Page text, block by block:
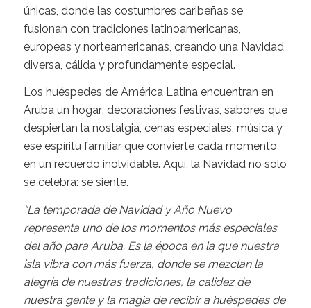
únicas, donde las costumbres caribeñas se
fusionan con tradiciones latinoamericanas,
europeas y norteamericanas, creando una Navidad
diversa, cálida y profundamente especial.
Los huéspedes de América Latina encuentran en
Aruba un hogar: decoraciones festivas, sabores que
despiertan la nostalgia, cenas especiales, música y
ese espíritu familiar que convierte cada momento
en un recuerdo inolvidable. Aquí, la Navidad no solo
se celebra: se siente.
“La temporada de Navidad y Año Nuevo
representa uno de los momentos más especiales
del año para Aruba. Es la época en la que nuestra
isla vibra con más fuerza, donde se mezclan la
alegría de nuestras tradiciones, la calidez de
nuestra gente y la magia de recibir a huéspedes de